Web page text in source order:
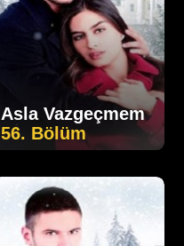
Asla Vazgeçmem
56. Bölüm